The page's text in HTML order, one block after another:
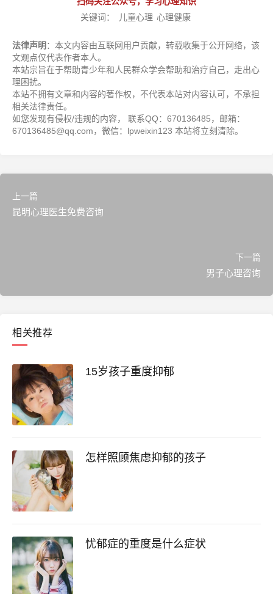
关键词：
儿童心理 心理健康
法律声明 ：本文内容由互联网用户贡献，转载收集于公开网络，该
文观点仅代表作者本人。
本站宗旨在于帮助青少年和人民群众学会帮助和治疗自己，走出心
理困扰。
本站不拥有文章和内容的著作权，不代表本站对内容认可，不承担
相关法律责任。
如您发现有侵权/违规的内容， 联系QQ：670136485，邮箱：
670136485@qq.com，微信：lpweixin123 本站将立刻清除。
上一篇
昆明心理医生免费咨询
下一篇
男子心理咨询
相关推荐
15岁孩子重度抑郁
怎样照顾焦虑抑郁的孩子
忧郁症的重度是什么症状